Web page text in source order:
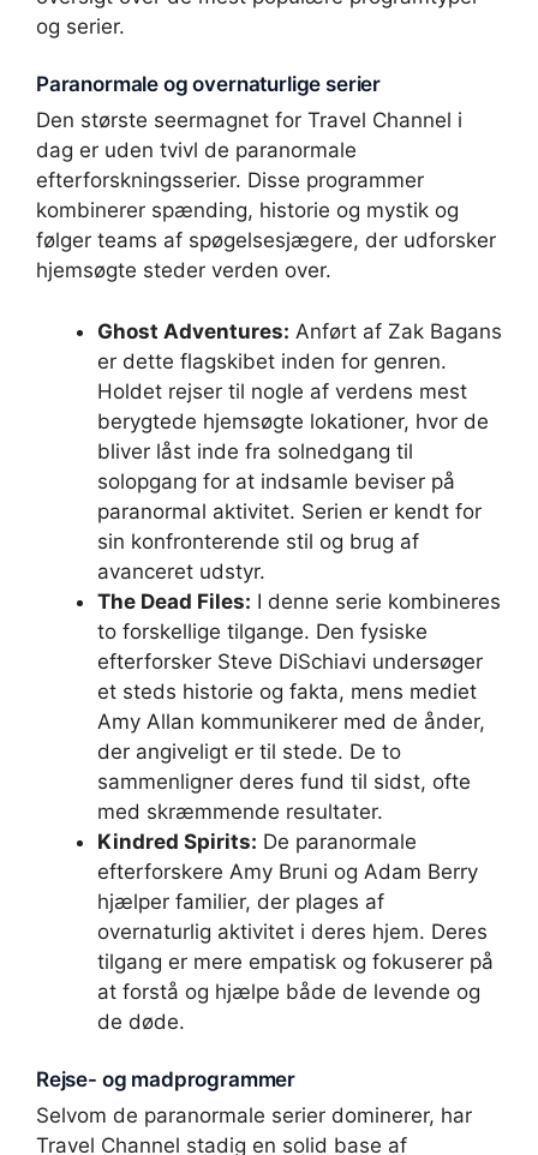
og serier.
Paranormale og overnaturlige serier
Den største seermagnet for Travel Channel i
dag er uden tvivl de paranormale
efterforskningsserier. Disse programmer
kombinerer spænding, historie og mystik og
følger teams af spøgelsesjægere, der udforsker
hjemsøgte steder verden over.
Ghost Adventures: Anført af Zak Bagans
er dette flagskibet inden for genren.
Holdet rejser til nogle af verdens mest
berygtede hjemsøgte lokationer, hvor de
bliver låst inde fra solnedgang til
solopgang for at indsamle beviser på
paranormal aktivitet. Serien er kendt for
sin konfronterende stil og brug af
avanceret udstyr.
The Dead Files: I denne serie kombineres
to forskellige tilgange. Den fysiske
efterforsker Steve DiSchiavi undersøger
et steds historie og fakta, mens mediet
Amy Allan kommunikerer med de ånder,
der angiveligt er til stede. De to
sammenligner deres fund til sidst, ofte
med skræmmende resultater.
Kindred Spirits: De paranormale
efterforskere Amy Bruni og Adam Berry
hjælper familier, der plages af
overnaturlig aktivitet i deres hjem. Deres
tilgang er mere empatisk og fokuserer på
at forstå og hjælpe både de levende og
de døde.
Rejse- og madprogrammer
Selvom de paranormale serier dominerer, har
Travel Channel stadig en solid base af